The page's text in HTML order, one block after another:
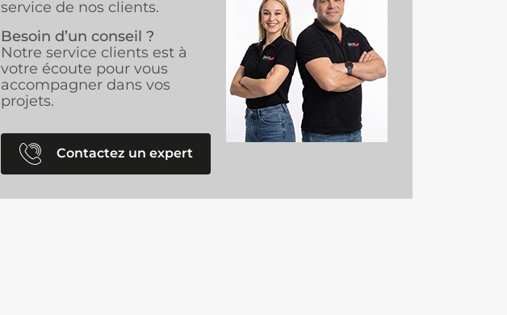
service de nos clients.
Besoin d’un conseil ?
Notre service clients est à
votre écoute pour vous
accompagner dans vos
projets.
Contactez un expert